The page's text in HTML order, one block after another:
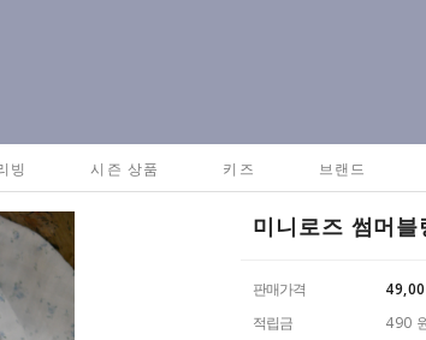
빙 시즌 상품 키즈 브랜드
미니로즈 썸머블
판매가격
적립금
490